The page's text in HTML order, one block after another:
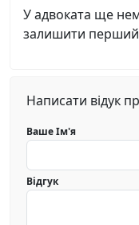
У адвоката ще
залишити перший
Написати відук
Ваше Ім'я
Відгук